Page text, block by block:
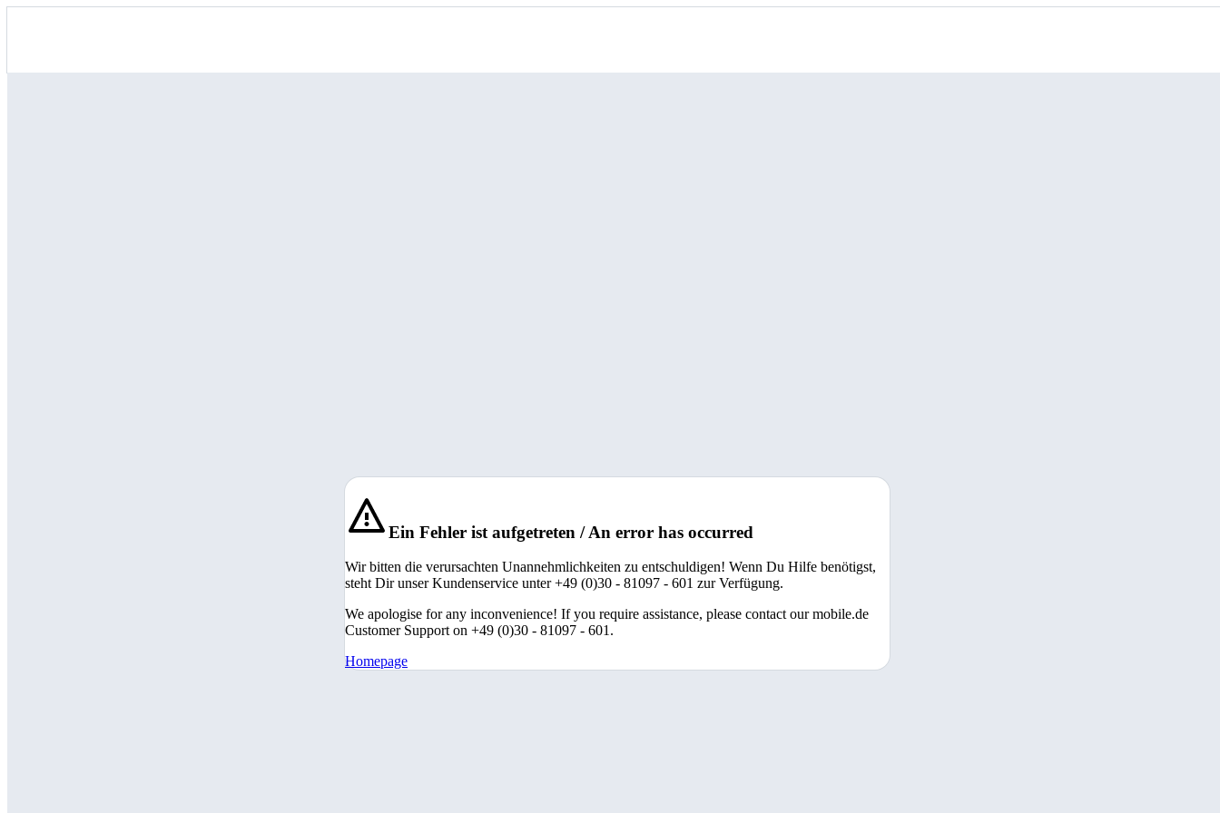
Ein Fehler ist aufgetreten / An error has occurred
Wir bitten die verursachten Unannehmlichkeiten zu entschuldigen! Wenn Du Hilfe benötigst,
steht Dir unser Kundenservice unter +49 (0)30 - 81097 - 601 zur Verfügung.
We apologise for any inconvenience! If you require assistance, please contact our mobile.de
Customer Support on +49 (0)30 - 81097 - 601.
Homepage